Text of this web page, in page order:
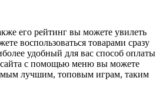
его рейтинг вы можете увилеть
воспользоваться товарами сразу
удобный для вас способ оплаты
сайта с помощью меню вы можете
лучшим, топовым играм, таким